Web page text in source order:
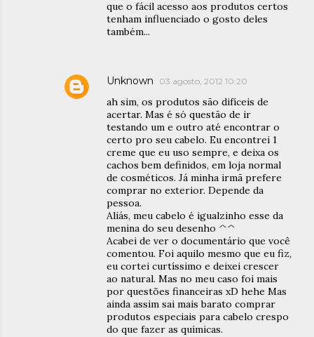
que o fácil acesso aos produtos certos
tenham influenciado o gosto deles
também...
Unknown 03 agosto, 2012 10:20
ah sim, os produtos são difíceis de
acertar. Mas é só questão de ir
testando um e outro até encontrar o
certo pro seu cabelo. Eu encontrei 1
creme que eu uso sempre, e deixa os
cachos bem definidos, em loja normal
de cosméticos. Já minha irmã prefere
comprar no exterior. Depende da
pessoa.
Aliás, meu cabelo é igualzinho esse da
menina do seu desenho ^^
Acabei de ver o documentário que você
comentou. Foi aquilo mesmo que eu fiz,
eu cortei curtíssimo e deixei crescer
ao natural. Mas no meu caso foi mais
por questões financeiras xD hehe Mas
ainda assim sai mais barato comprar
produtos especiais para cabelo crespo
do que fazer as químicas.